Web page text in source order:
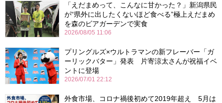
「えだまめって、こんなに甘かった？」新潟県民
が“県外に出したくないほど食べる”極上えだまめ
を森のビアガーデンで実食
2026/08/05 11:06
プリングルズ×ウルトラマンの新フレーバー「ガ
ーリックバター」発表 片寄涼太さんが祝福イベ
ントに登場
2026/07/01 22:12
外食市場、コロナ禍後初めて2019年超え 5月は